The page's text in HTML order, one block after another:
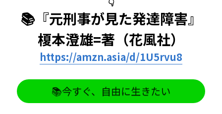
📚『元刑事が見た発達障害』
榎本澄雄=著（花風社）
https://amzn.asia/d/1U5rvu8
📚今すぐ、自由に生きたい